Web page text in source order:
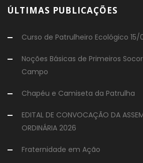
ÚLTIMAS PUBLICAÇÕES
Curso de Patrulheiro Ecológico
Noções Básicas de Primeiros
Campo
Chapéu e Camiseta da Patrulha
EDITAL DE CONVOCAÇÃO DA
ORDINÁRIA 2026
Fraternidade em Ação